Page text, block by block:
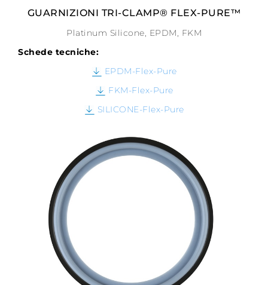
GUARNIZIONI TRI-CLAMP® FLEX-PURE™
Platinum Silicone, EPDM, FKM
Schede tecniche:
EPDM-Flex-Pure
FKM-Flex-Pure
SILICONE-Flex-Pure